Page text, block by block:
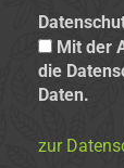
Mit der
die
Daten.
zur